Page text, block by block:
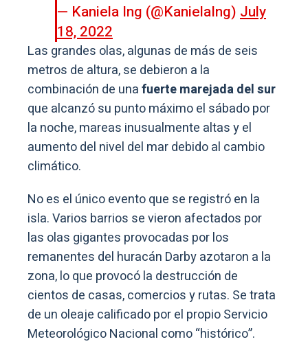
— Kaniela Ing (@KanielaIng) July
18, 2022
Las grandes olas, algunas de más de seis
metros de altura, se debieron a la
combinación de unafuerte marejada del sur
que alcanzó su punto máximo el sábado por
la noche, mareas inusualmente altas y el
aumento del nivel del mar debido al cambio
climático.
No es el único evento que se registró en la
isla. Varios barrios se vieron afectados por
las olas gigantes provocadas por los
remanentes del huracán Darby azotaron a la
zona, lo que provocó la destrucción de
cientos de casas, comercios y rutas. Se trata
de un oleaje calificado por el propio Servicio
Meteorológico Nacional como “histórico”.